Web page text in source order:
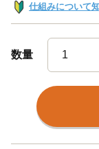
仕組みについて
数量